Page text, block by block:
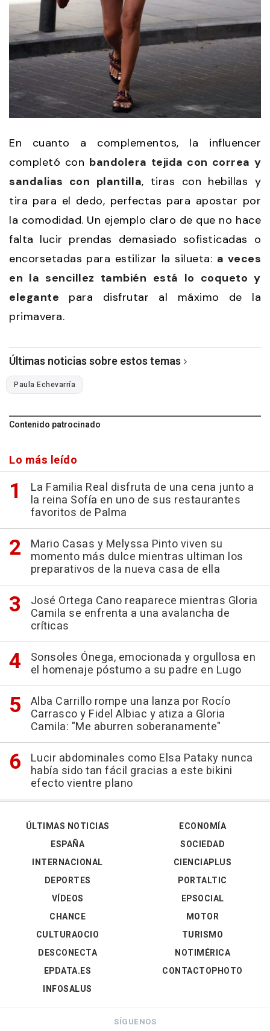
En cuanto a complementos, la influencer
completó con bandolera tejida con correa y
sandalias con plantilla, tiras con hebillas y
tira para el dedo, perfectas para apostar por
la comodidad. Un ejemplo claro de que no hace
falta lucir prendas demasiado sofisticadas o
encorsetadas para estilizar la silueta: a veces
en la sencillez también está lo coqueto y
elegante para disfrutar al máximo de la
primavera.
Últimas noticias sobre estos temas
Paula Echevarría
Contenido patrocinado
Lo más leído
La Familia Real disfruta de una cena junto a
la reina Sofía en uno de sus restaurantes
favoritos de Palma
Mario Casas y Melyssa Pinto viven su
momento más dulce mientras ultiman los
preparativos de la nueva casa de ella
José Ortega Cano reaparece mientras Gloria
Camila se enfrenta a una avalancha de
críticas
Sonsoles Ónega, emocionada y orgullosa en
el homenaje póstumo a su padre en Lugo
Alba Carrillo rompe una lanza por Rocío
Carrasco y Fidel Albiac y atiza a Gloria
Camila: "Me aburren soberanamente"
Lucir abdominales como Elsa Pataky nunca
había sido tan fácil gracias a este bikini
efecto vientre plano
ÚLTIMAS NOTICIAS
ESPAÑA
INTERNACIONAL
DEPORTES
VÍDEOS
ECONOMÍA
SOCIEDAD
CIENCIAPLUS
PORTALTIC
EPSOCIAL
CHANCE
CULTURAOCIO
DESCONECTA
EPDATA.ES
INFOSALUS
MOTOR
TURISMO
NOTIMÉRICA
CONTACTOPHOTO
SÍGUENOS